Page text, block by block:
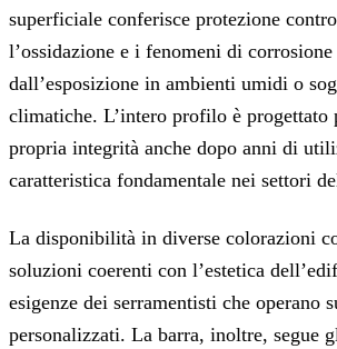
superficiale conferisce protezione
l’ossidazione e i fenomeni di
dall’esposizione in ambienti umidi o
climatiche. L’intero profilo è progettato
propria integrità anche dopo anni di
caratteristica fondamentale nei settori
La disponibilità in diverse colorazioni
soluzioni coerenti con l’estetica
esigenze dei serramentisti che operano
personalizzati. La barra, inoltre, segue